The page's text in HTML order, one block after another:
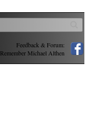
Feedback & Forum:
Remember Michael Althen